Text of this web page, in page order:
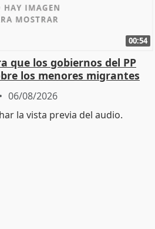
00:54
que los gobiernos del PP
los menores migrantes
06/08/2026